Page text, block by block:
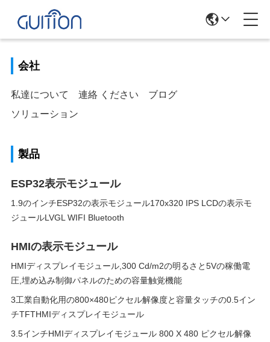
会社
私達について 連絡 ください
ブログ
ソリューション
製品
ESP32表示モジュール
1.9のインチESP32の表示モジュール170x320 IPS LCDの表示モ
ジュールLVGL WIFI Bluetooth
HMIの表示モジュール
HMIディスプレイモジュール,300 Cd/m2の明るさと5Vの稼働電
圧,埋め込み制御パネルのための容量触覚機能
3工業自動化用の800×480ピクセル解像度と容量タッチの0.5イン
チTFTHMIディスプレイモジュール
3.5インチHMIディスプレイモジュール 800 X 480 ピクセル解像